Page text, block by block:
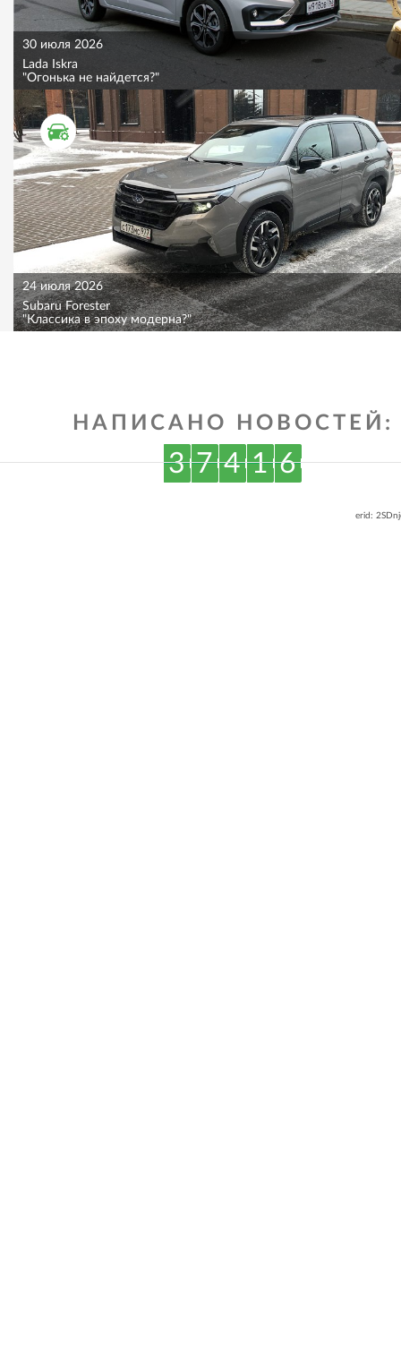
30 июля 2026
Lada Iskra
"Огонька не найдется?"
ТЕСТ ДРАЙВ
24 июля 2026
Subaru Forester
"Классика в эпоху модерна?"
НАПИСАНО НОВОСТЕЙ:
3 7 4 1 6
erid: